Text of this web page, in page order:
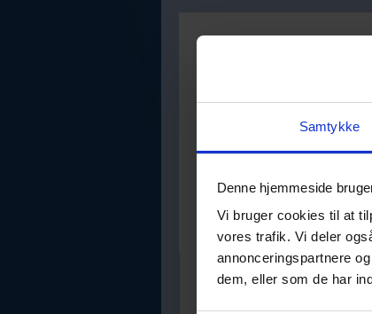
Samtykke
Denne hjemmeside
Vi bruger cookies til at
vores trafik. Vi deler
annonceringspartnere
dem, eller som de har